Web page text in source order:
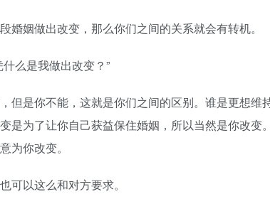
姻做出改变，那么你们之间的关系就会有转机。
么是我做出改变？”
是你不能，这就是你们之间的区别。谁是更想维
为了让你自己获益保住婚姻，所以当然是你改变。
为你改变。
以这么和对方要求。